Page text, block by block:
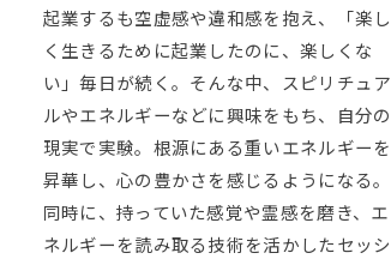
起業するも空虚感や違和感を抱え、「楽し
く生きるために起業したのに、楽しくな
い」毎日が続く。そんな中、スピリチュア
ルやエネルギーなどに興味をもち、自分の
現実で実験。根源にある重いエネルギーを
昇華し、心の豊かさを感じるようになる。
同時に、持っていた感覚や霊感を磨き、エ
ネルギーを読み取る技術を活かしたセッシ